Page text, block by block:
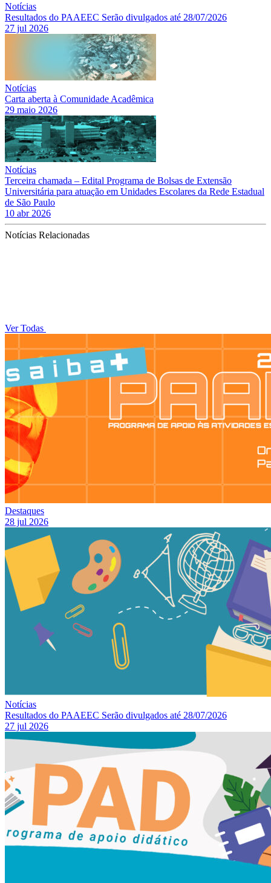
Notícias
Resultados do PAAEEC Serão divulgados até 28/07/2026
27 jul 2026
Notícias
Carta aberta à Comunidade Acadêmica
29 maio 2026
Notícias
Terceira chamada – Edital Programa de Bolsas de Extensão
Universitária para atuação em Unidades Escolares da Rede Estadual
de São Paulo
10 abr 2026
Notícias Relacionadas
Ver Todas
Destaques
28 jul 2026
Notícias
Resultados do PAAEEC Serão divulgados até 28/07/2026
27 jul 2026